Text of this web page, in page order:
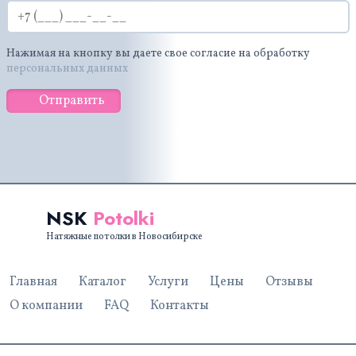
Нажимая на кнопку вы даете свое согласие на обработку
персональных данных
Отправить
NSK Potolki
Натяжные потолки в Новосибирске
Главная Каталог Услуги Цены
Отзывы
О компании
FAQ Контакты